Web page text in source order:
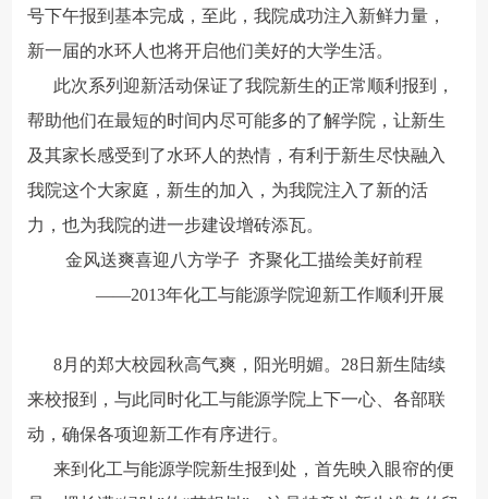
号下午报到基本完成，至此，我院成功注入新鲜力量，
新一届的水环人也将开启他们美好的大学生活。
此次系列迎新活动保证了我院新生的正常顺利报到，
帮助他们在最短的时间内尽可能多的了解学院，让新生
及其家长感受到了水环人的热情，有利于新生尽快融入
我院这个大家庭，新生的加入，为我院注入了新的活
力，也为我院的进一步建设增砖添瓦。
金风送爽喜迎八方学子 齐聚化工描绘美好前程
——2013年化工与能源学院迎新工作顺利开展
8月的郑大校园秋高气爽，阳光明媚。28日新生陆续
来校报到，与此同时化工与能源学院上下一心、各部联
动，确保各项迎新工作有序进行。
来到化工与能源学院新生报到处，首先映入眼帘的便